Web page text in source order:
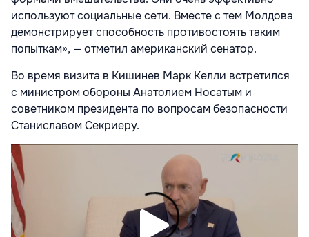
используют социальные сети. Вместе с тем Молдова
демонстрирует способность противостоять таким
попыткам», — отметил американский сенатор.
Во время визита в Кишинев Марк Келли встретился
с министром обороны Анатолием Носатым и
советником президента по вопросам безопасности
Станиславом Секриеру.